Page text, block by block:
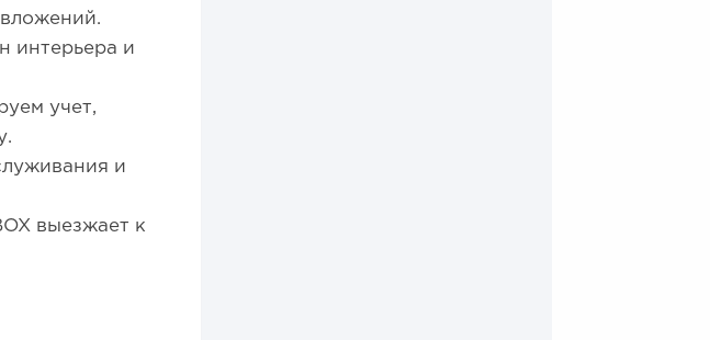
интерьера и
учет,
и
выезжает к